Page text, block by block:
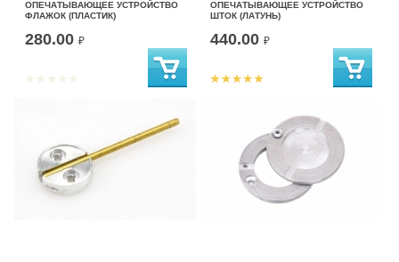
ОПЕЧАТЫВАЮЩЕЕ УСТРОЙСТВО
ФЛАЖОК (ПЛАСТИК)
280.00 ₽
ОПЕЧАТЫВАЮЩЕЕ УСТРОЙСТВО
ШТОК (ЛАТУНЬ)
440.00 ₽